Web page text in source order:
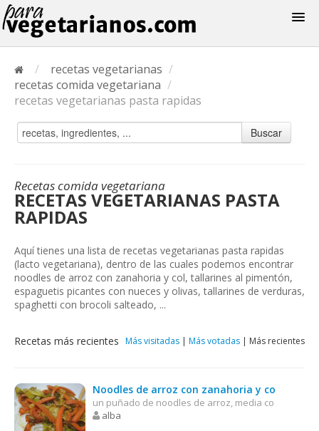
/ recetas vegetarianas /
recetas comida vegetariana /
recetas vegetarianas pasta rapidas
Buscar
Recetas comida vegetariana
RECETAS VEGETARIANAS PASTA
RAPIDAS
Aquí tienes una lista de recetas vegetarianas pasta rapidas
(lacto vegetariana), dentro de las cuales podemos encontrar
noodles de arroz con zanahoria y col, tallarines al pimentón,
espaguetis picantes con nueces y olivas, tallarines de verduras,
spaghetti con brocoli salteado, ...
Recetas más recientes Más visitadas | Más votadas | Más recientes
Noodles de arroz con zanahoria y co
un puñado de noodles de arroz, media co
alba